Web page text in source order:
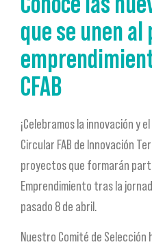
que se unen
CFAB
¡Celebramos la innovación y
Circular FAB de Innovación
proyectos que formarán
Emprendimiento tras la
pasado 8 de abril.
Nuestro Comité de